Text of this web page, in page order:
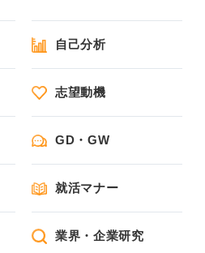
自己分析
志望動機
GD・GW
就活マナー
業界・企業研究